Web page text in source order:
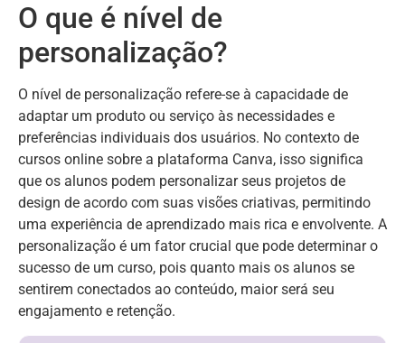
O que é nível de
personalização?
O nível de personalização refere-se à capacidade de
adaptar um produto ou serviço às necessidades e
preferências individuais dos usuários. No contexto de
cursos online sobre a plataforma Canva, isso significa
que os alunos podem personalizar seus projetos de
design de acordo com suas visões criativas, permitindo
uma experiência de aprendizado mais rica e envolvente. A
personalização é um fator crucial que pode determinar o
sucesso de um curso, pois quanto mais os alunos se
sentirem conectados ao conteúdo, maior será seu
engajamento e retenção.